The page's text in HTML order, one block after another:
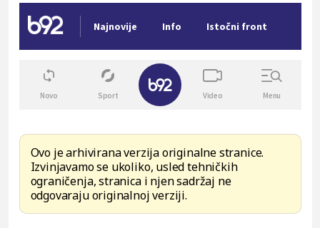
Ovo je arhivirana verzija originalne stranice.
Izvinjavamo se ukoliko, usled tehničkih
ograničenja, stranica i njen sadržaj ne
odgovaraju originalnoj verziji.